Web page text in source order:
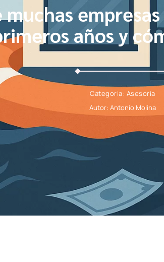
muchas
años y
Categoria: Asesoría
Autor: Antonio Molina